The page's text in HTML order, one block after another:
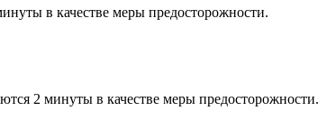
в качестве меры предосторожности.
2 минуты в качестве меры предосторожности.